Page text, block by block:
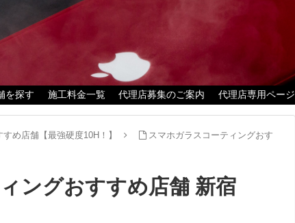
を探す 施工料金一覧 代理店募集のご案内 代理店専用ページ
め店舗【最強硬度10H！】
スマホガラスコーティングおす
ングおすすめ店舗 新宿